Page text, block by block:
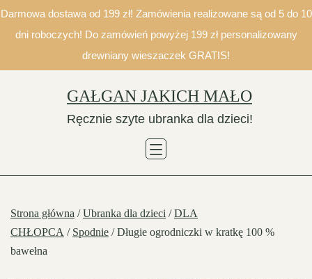
Darmowa dostawa od 199 zł! Zamówienia realizowane są od 5 do 10
dni roboczych! Do zamówień powyżej 199 zł personalizowany
drewniany wieszaczek GRATIS!
GAŁGAN JAKICH MAŁO
Ręcznie szyte ubranka dla dzieci!
Strona główna /Ubranka dla dzieci /DLA
CHŁOPCA / Spodnie / Długie ogrodniczki w kratkę 100 %
bawełna